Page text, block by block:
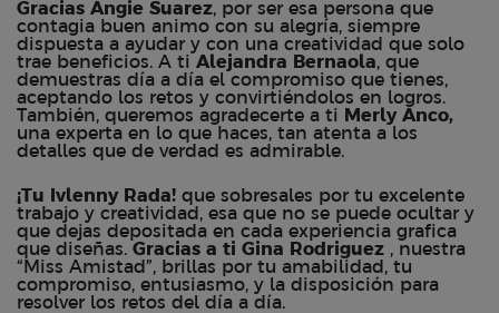
Gracias Angie Suarez, por ser esa persona que
contagia buen animo con su alegría, siempre
dispuesta a ayudar y con una creatividad que solo
trae beneficios. A ti Alejandra Bernaola, que
demuestras día a día el compromiso que tienes,
aceptando los retos y convirtiéndolos en logros.
También, queremos agradecerte a ti
Merly Anco,
una experta en lo que haces, tan atenta a los
detalles que de verdad es admirable.
¡Tu Ivlenny Rada! que sobresales por tu excelente
trabajo y creatividad, esa que no se puede ocultar y
que dejas depositada en cada experiencia grafica
que diseñas. Gracias a ti Gina Rodriguez , nuestra
“Miss Amistad”, brillas por tu amabilidad, tu
compromiso, entusiasmo, y la disposición para
resolver los retos del día a día.